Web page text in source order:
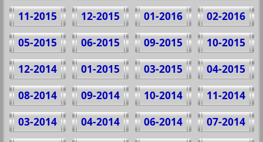
02-2016
01-2016
12-2015
11-2015
10-2015
09-2015
06-2015
05-2015
04-2015
03-2015
01-2015
12-2014
11-2014
10-2014
09-2014
08-2014
07-2014
06-2014
04-2014
03-2014